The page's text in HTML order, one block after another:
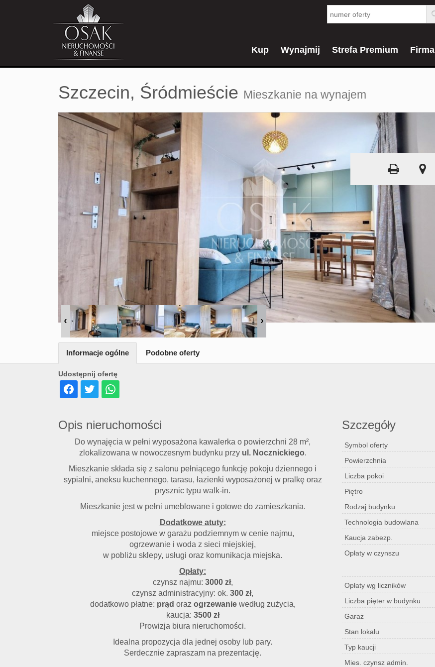
Kup Wynajmij Strefa Premium Firma
Szczecin, Śródmieście Mieszkanie na wynajem
Udostępnij ofertę
Informacje ogólne Podobne oferty
Opis nieruchomości
Do wynajęcia w pełni wyposażona kawalerka o powierzchni 28 m²,
zlokalizowana w nowoczesnym budynku przy ul. Nocznickiego.
Mieszkanie składa się z salonu pełniącego funkcję pokoju dziennego i
sypialni, aneksu kuchennego, tarasu, łazienki wyposażonej w pralkę oraz
prysznic typu walk-in.
Mieszkanie jest w pełni umeblowane i gotowe do zamieszkania.
Dodatkowe atuty:
miejsce postojowe w garażu podziemnym w cenie najmu,
ogrzewanie i woda z sieci miejskiej,
w pobliżu sklepy, usługi oraz komunikacja miejska.
Opłaty:
czynsz najmu: 3000 zł,
czynsz administracyjny: ok. 300 zł,
dodatkowo płatne: prąd oraz ogrzewaniewedług zużycia,
kaucja: 3500 zł
Prowizja biura nieruchomości.
Idealna propozycja dla jednej osoby lub pary.
Serdecznie zapraszam na prezentację.
Szczegóły
Symbol oferty
Powierzchnia
Liczba pokoi
Piętro
Rodzaj budynku
Technologia budowlana
Kaucja zabezp.
Opłaty w czynszu
Opłaty wg liczników
Liczba pięter w budynku
Garaż
Stan lokalu
Typ kaucji
Mies. czynsz admin.